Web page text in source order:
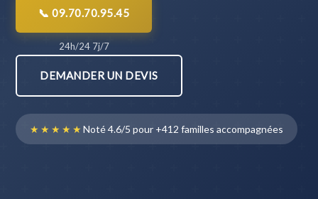
📞 09.70.70.95.45
24h/24 7j/7
DEMANDER UN DEVIS
★★★★★Noté 4.6/5 pour +412 familles accompagnées